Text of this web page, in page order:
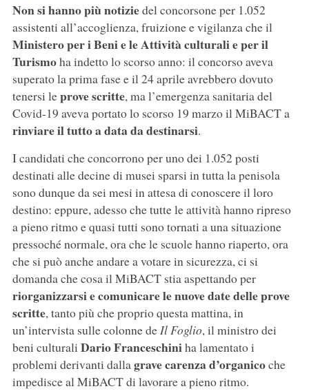
Non si hanno più notiziedel concorsone per 1.052
assistenti all’accoglienza, fruizione e vigilanza che il
Ministero per i Beni e le Attività culturali e per il
Turismoha indetto lo scorso anno: il concorso aveva
superato la prima fase e il 24 aprile avrebbero dovuto
tenersi leprove scritte, ma l’emergenza sanitaria del
Covid-19 aveva portato lo scorso 19 marzo il MiBACT a
rinviare il tutto a data da destinarsi.
I candidati che concorrono per uno dei 1.052 posti
destinati alle decine di musei sparsi in tutta la penisola
sono dunque da sei mesi in attesa di conoscere il loro
destino: eppure, adesso che tutte le attività hanno ripreso
a pieno ritmo e quasi tutti sono tornati a una situazione
pressoché normale, ora che le scuole hanno riaperto, ora
che si può anche andare a votare in sicurezza, ci si
domanda che cosa il MiBACT stia aspettando per
riorganizzarsi e comunicare le nuove date delle prove
scritte, tanto più che proprio questa mattina, in
un’intervista sulle colonne deIl Foglio, il ministro dei
beni culturali Dario Franceschiniha lamentato i
problemi derivanti dallagrave carenza d’organicoche
impedisce al MiBACT di lavorare a pieno ritmo.